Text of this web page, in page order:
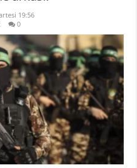
19:56
0